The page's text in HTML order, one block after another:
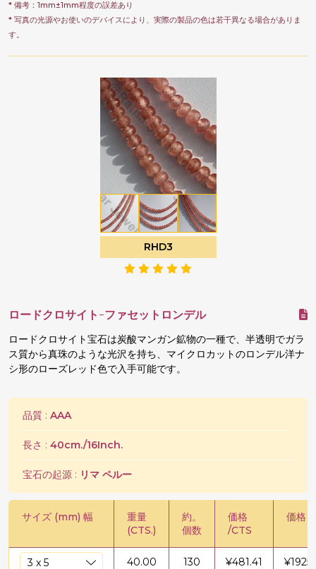
* 備考：1mm±1mm程度の誤差あり
* 写真の光源やお使いのデバイスにより、実際の製品の色は若干異なる場合がありま
す。
RHD3
ロードクロサイト-ファセットロンデル
ロードクロサイト宝石は炭酸マンガン鉱物の一種で、半透明でガラ
ス質から真珠のような光沢を持ち、マイクロカットのロンデル洋ナ
シ形のローズレッド色で入手可能です。
品質 : AAA
長さ : 40cm./16Inch.
宝石の起源 : リマ ペルー
サイズ (mm) 幅
重量
(CTS.)
約。
個数
価格
/CTS
価格 /
40.00 130 ¥481.41 ¥